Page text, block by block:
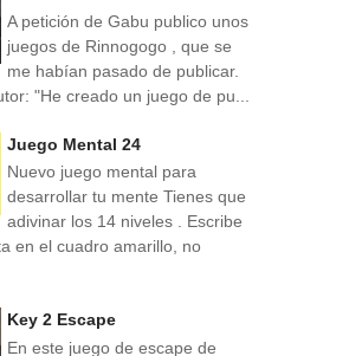
A petición de Gabu publico unos
juegos de Rinnogogo , que se
me habían pasado de publicar.
"He creado un juego de pu...
Juego Mental 24
Nuevo juego mental para
desarrollar tu mente Tienes que
adivinar los 14 niveles . Escribe
en el cuadro amarillo, no
Key 2 Escape
En este juego de escape de